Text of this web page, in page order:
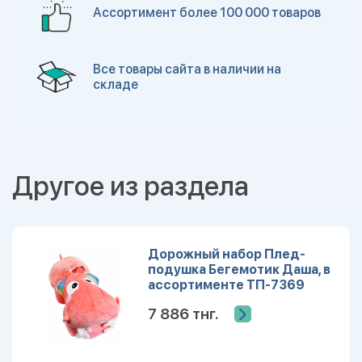
Ассортимент более 100 000 товаров
Все товары сайта в наличии на
складе
Другое из раздела
Дорожный набор Плед-
подушка Бегемотик Даша, в
ассортименте ТП-7369
7 886 тнг.